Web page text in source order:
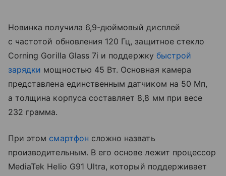
Новинка получила 6,9-дюймовый дисплей
с частотой обновления 120 Гц, защитное стекло
Corning Gorilla Glass 7i и поддержку быстрой
зарядки мощностью 45 Вт. Основная камера
представлена единственным датчиком на 50 Мп,
а толщина корпуса составляет 8,8 мм при весе
232 грамма.
При этом смартфон сложно назвать
производительным. В его основе лежит процессор
MediaTek Helio G91 Ultra, который поддерживает